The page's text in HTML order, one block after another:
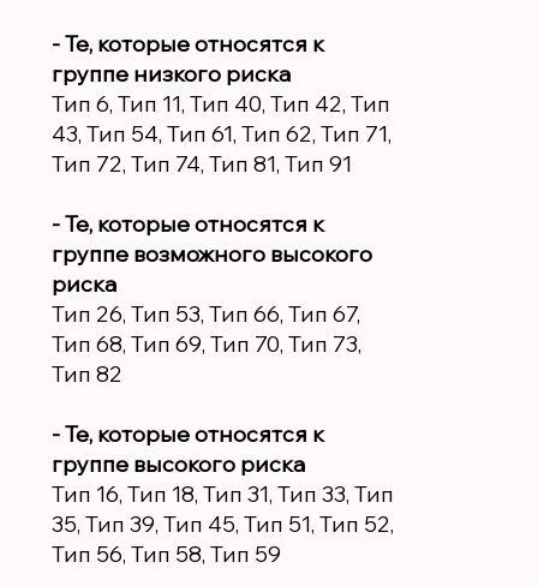
- Те, которые относятся к
группе низкого риска
Тип 6, Тип 11, Тип 40, Тип 42, Тип
43, Тип 54, Тип 61, Тип 62, Тип 71,
Тип 72, Тип 74, Тип 81, Тип 91
- Те, которые относятся к
группе возможного высокого
риска
Тип 26, Тип 53, Тип 66, Тип 67,
Тип 68, Тип 69, Тип 70, Тип 73,
Тип 82
- Те, которые относятся к
группе высокого риска
Тип 16, Тип 18, Тип 31, Тип 33, Тип
35, Тип 39, Тип 45, Тип 51, Тип 52,
Тип 56, Тип 58, Тип 59